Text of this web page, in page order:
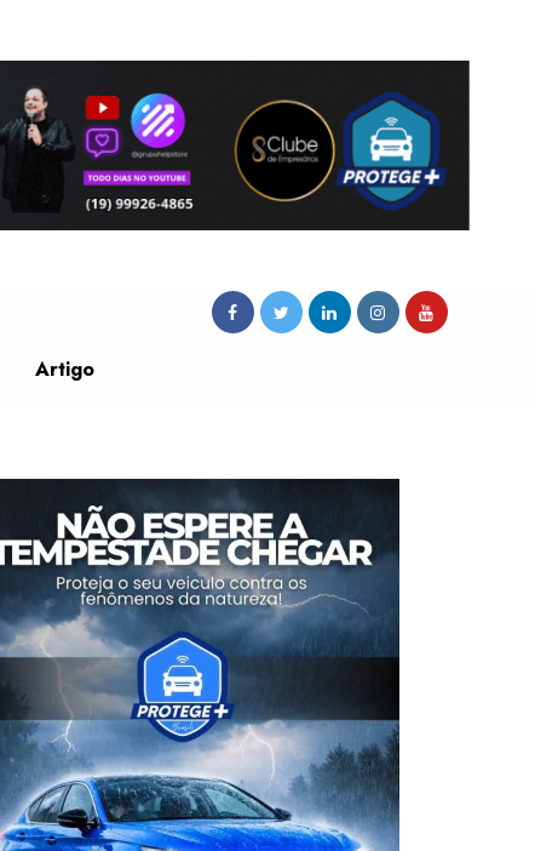
Artigo